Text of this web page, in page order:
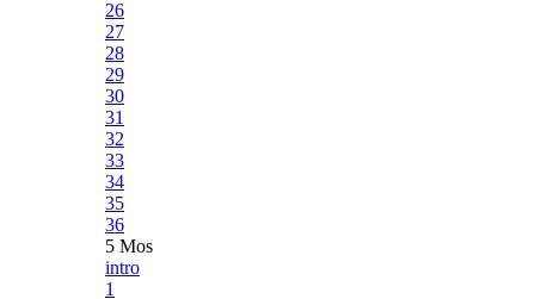
26
27
28
29
30
31
32
33
34
35
36
5 Mos
intro
1